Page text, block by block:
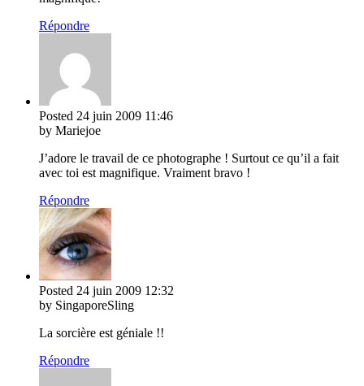
Répondre
Posted 24 juin 2009 11:46
by Mariejoe
J’adore le travail de ce photographe ! Surtout ce qu’il a fait
avec toi est magnifique. Vraiment bravo !
Répondre
Posted 24 juin 2009 12:32
by SingaporeSling
La sorcière est géniale !!
Répondre